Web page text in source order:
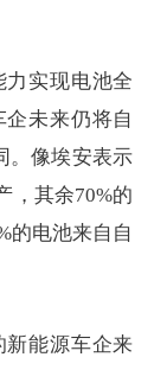
实现电池全
未来仍将自
。像埃安表示
，其余70%的
的电池来自自
新能源车企来